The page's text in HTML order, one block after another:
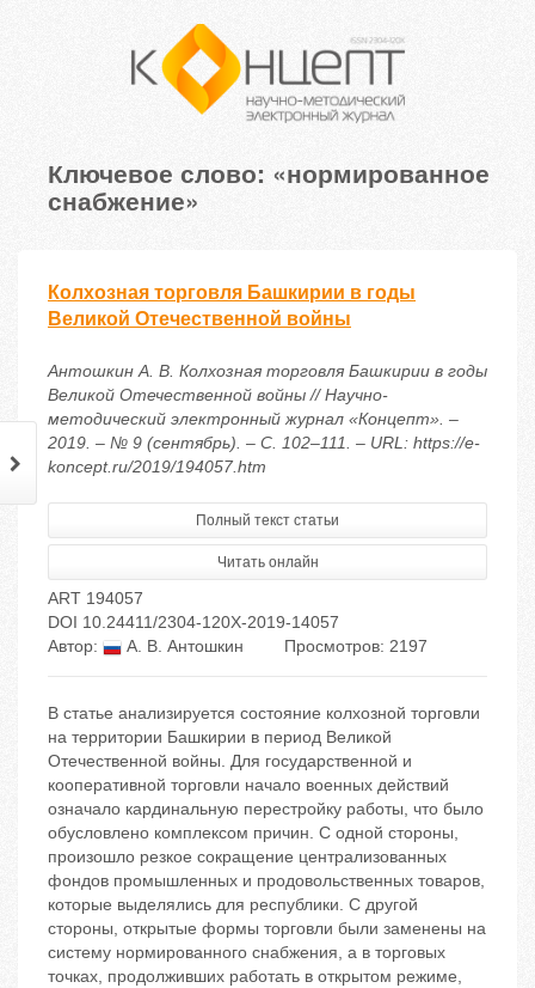
Ключевое слово: «нормированное
снабжение»
Колхозная торговля Башкирии в годы
Великой Отечественной войны
Антошкин А. В. Колхозная торговля Башкирии в годы
Великой Отечественной войны // Научно-
методический электронный журнал «Концепт». –
2019. – № 9 (сентябрь). – С. 102–111. – URL: https://e-
koncept.ru/2019/194057.htm
Полный текст статьи
Читать онлайн
ART 194057
DOI 10.24411/2304-120X-2019-14057
Автор:
А. В. Антошкин Просмотров: 2197
В статье анализируется состояние колхозной торговли
на территории Башкирии в период Великой
Отечественной войны. Для государственной и
кооперативной торговли начало военных действий
означало кардинальную перестройку работы, что было
обусловлено комплексом причин. С одной стороны,
произошло резкое сокращение централизованных
фондов промышленных и продовольственных товаров,
которые выделялись для республики. С другой
стороны, открытые формы торговли были заменены на
систему нормированного снабжения, а в торговых
точках, продолживших работать в открытом режиме,